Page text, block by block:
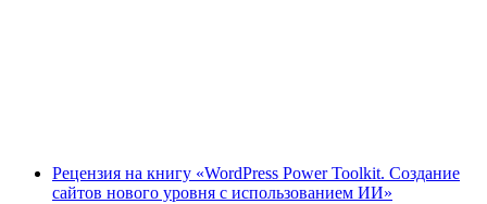
Рецензия на книгу «WordPress Power Toolkit. Создание
сайтов нового уровня с использованием ИИ»